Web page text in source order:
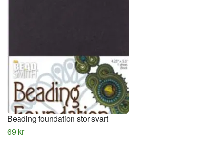
Beading foundation stor svart
69 kr